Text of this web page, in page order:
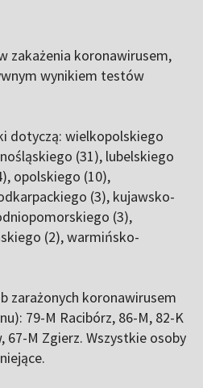
zakażenia koronawirusem,
wynikiem testów
dotyczą: wielkopolskiego
(31), lubelskiego
opolskiego (10),
(3), kujawsko-
(3),
(2), warmińsko-
zarażonych koronawirusem
79-M Racibórz, 86-M, 82-K
67-M Zgierz. Wszystkie osoby